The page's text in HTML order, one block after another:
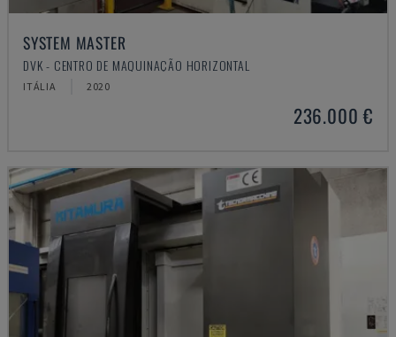
SYSTEM MASTER
DVK - CENTRO DE MAQUINAÇÃO HORIZONTAL
ITÁLIA 2020
236.000 €